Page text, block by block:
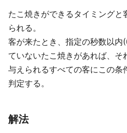
たこ焼きができるタイミングと
られる。
客が来たとき、指定の秒数以
ていないたこ焼きがあれば、そ
与えられるすべての客にこの条
判定する。
解法